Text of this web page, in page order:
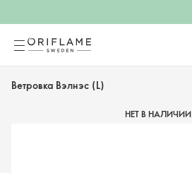
Ветровка Вэлнэс (L)
НЕТ В НАЛИЧИИ